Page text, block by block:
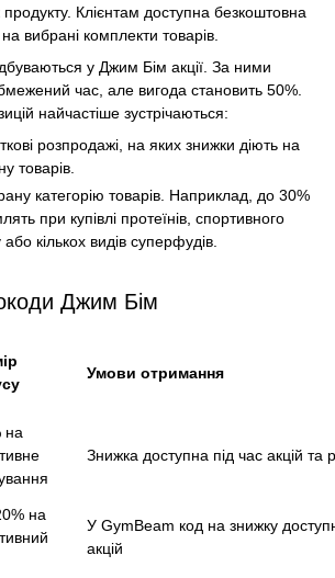
Клієнтам доступна безкоштовна
вибрані комплекти товарів.
у Джим Бім акції. За ними
час, але вигода становить 50%.
найчастіше зустрічаються:
розпродажі, на яких знижки діють на
товарів.
категорію товарів. Наприклад, до 30%
при купівлі протеїнів, спортивного
кількох видів суперфудів.
Джим Бім
Умови отримання
на
Знижка доступна під час акцій та
на
У GymBeam код на знижку
акцій